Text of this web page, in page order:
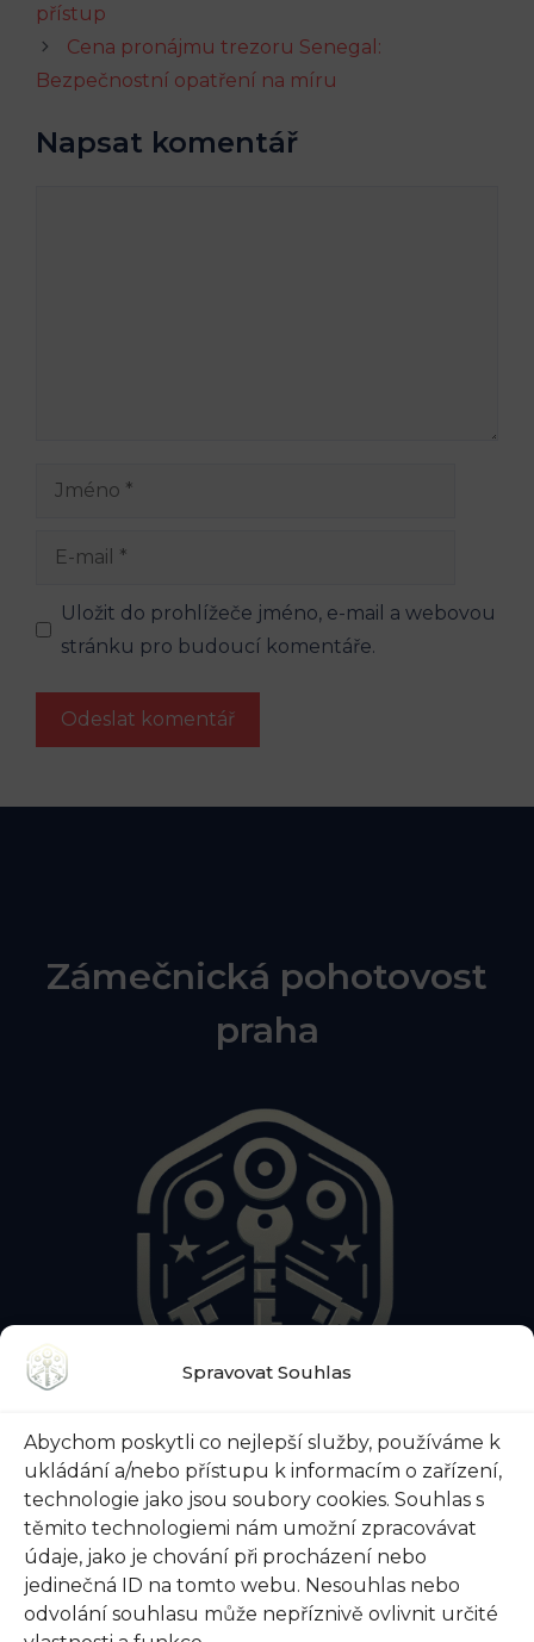
Spravovat Souhlas
Abychom poskytli co nejlepší služby, používáme k
ukládání a/nebo přístupu k informacím o zařízení,
technologie jako jsou soubory cookies. Souhlas s
těmito technologiemi nám umožní zpracovávat
údaje, jako je chování při procházení nebo
jedinečná ID na tomto webu. Nesouhlas nebo
odvolání souhlasu může nepříznivě ovlivnit určité
přístup
Cena pronájmu trezoru Senegal:
Bezpečnostní opatření na míru
Napsat komentář
Jméno
Uložit do prohlížeče jméno, e-mail a webovou
stránku pro budoucí komentáře.
Zámečnická pohotovost
praha
O ZÁMEČNICKÉ POHOTOVOSTI
O ZABEZPEČENÍ DVEŘÍVŠE O TREZORECH
@ 2026 Zámečnictví-svoboda.cz |
Ochrana osobních
údajů
Všeobecné obchodní podmínky